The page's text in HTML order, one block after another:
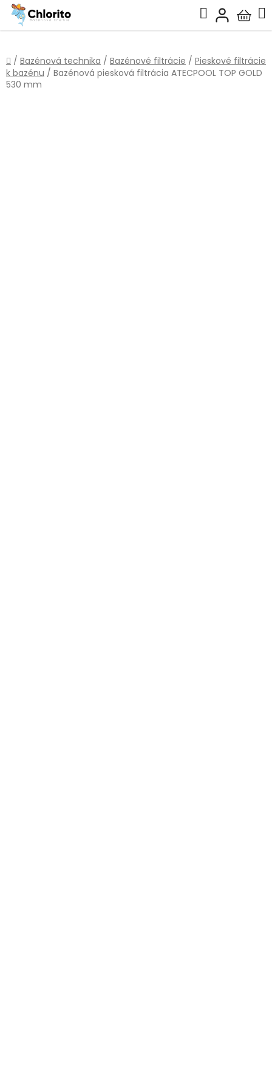
Prejsť
obsah
Hľadať
košík
Domov
/ Bazénová technika / Bazénové filtrácie / Pieskové filtrácie
k bazénu / Bazénová piesková filtrácia ATECPOOL TOP GOLD
530 mm